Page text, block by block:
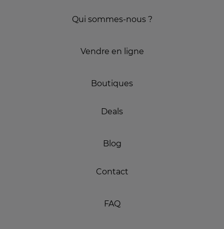
Qui sommes-nous ?
Vendre en ligne
Boutiques
Deals
Blog
Contact
FAQ